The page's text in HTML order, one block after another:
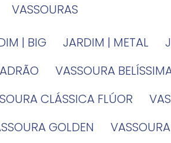
VASSOURAS
| BIG JARDIM | METAL
VASSOURA
CLÁSSICA FLÚOR
GOLDEN